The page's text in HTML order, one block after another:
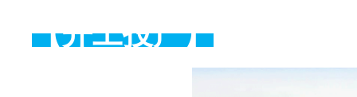
【开工投产】